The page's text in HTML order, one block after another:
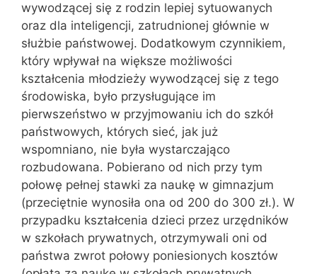
wywodzącej się z rodzin lepiej sytuowanych
oraz dla inteligencji, zatrudnionej głównie w
służbie państwowej. Dodatkowym czynnikiem,
który wpływał na większe możliwości
kształcenia młodzieży wywodzącej się z tego
środowiska, było przysługujące im
pierwszeństwo w przyjmowaniu ich do szkół
państwowych, których sieć, jak już
wspomniano, nie była wystarczająco
rozbudowana. Pobierano od nich przy tym
połowę pełnej stawki za naukę w gimnazjum
(przeciętnie wynosiła ona od 200 do 300 zł.). W
przypadku kształcenia dzieci przez urzędników
w szkołach prywatnych, otrzymywali oni od
państwa zwrot połowy poniesionych kosztów